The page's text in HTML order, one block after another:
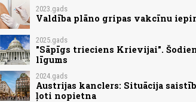
2023.gads
Valdība plāno gripas vakcīnu
2025.gads
"Sāpīgs trieciens Krievijai".
līgums
2024.gads
Austrijas kanclers: Situācija
ļoti nopietna